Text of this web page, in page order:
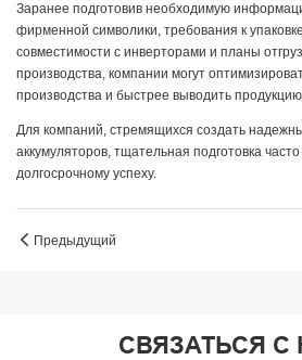
Заранее подготовив необходимую
фирменной символики, требования к
совместимости с инверторами и планы
производства, компании могут
производства и быстрее выводить
Для компаний, стремящихся создать
аккумуляторов, тщательная подготовка
долгосрочному успеху.
Предыдущий
СВЯЗАТЬСЯ С